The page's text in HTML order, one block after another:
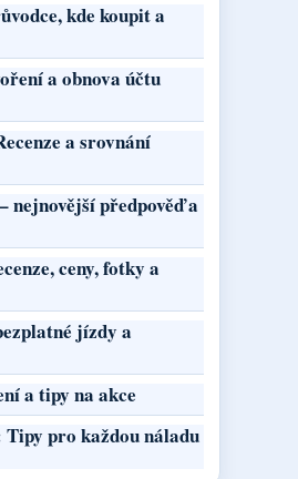
kde koupit a
a obnova účtu
a srovnání
nejnovější předpověď a
ceny, fotky a
jízdy a
a tipy na akce
pro každou náladu